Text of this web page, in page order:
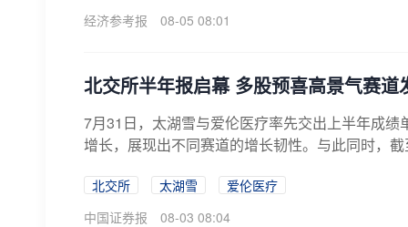
经济参考报
08-05 08:01
北交所半年报启幕 多股预喜高景气赛道
7月31日，太湖雪与爱伦医疗率先交出上半年成
增长，展现出不同赛道的增长韧性。与此同时，
北交所 太湖雪
爱伦医疗
中国证券报
08-03 08:04